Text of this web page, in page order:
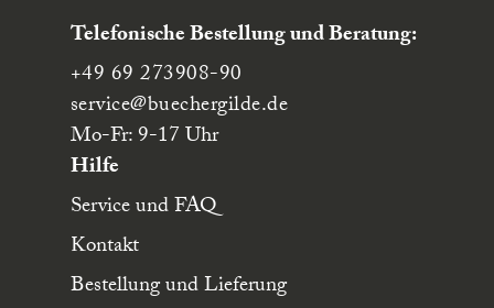
Telefonische Bestellung und Beratung:
+49 69 273908-90
service@buechergilde.de
Mo-Fr: 9-17 Uhr
Hilfe
Service und FAQ
Kontakt
Bestellung und Lieferung